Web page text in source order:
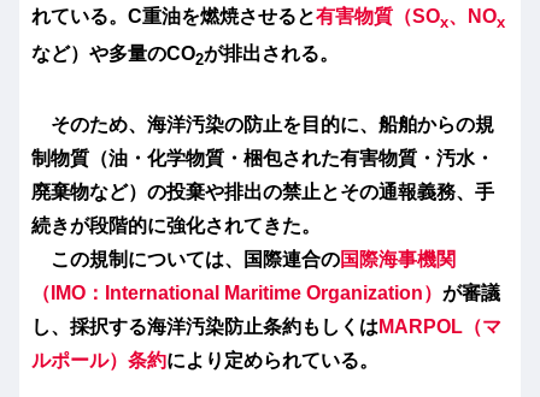
れている。C重油を燃焼させると有害物質（SOx、NOx
など）や多量のCO2が排出される。
そのため、海洋汚染の防止を目的に、船舶からの規
制物質（油・化学物質・梱包された有害物質・汚水・
廃棄物など）の投棄や排出の禁止とその通報義務、手
続きが段階的に強化されてきた。
この規制については、国際連合の国際海事機関
（IMO：International Maritime Organization） が審議
し、採択する海洋汚染防止条約もしくは MARPOL （マ
ルポール）条約により定められている。